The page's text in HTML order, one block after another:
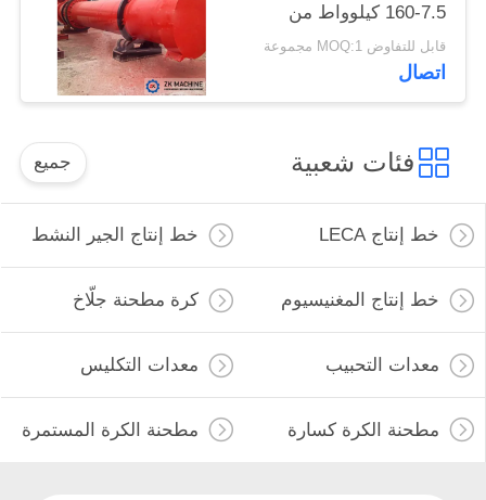
7.5-160 كيلوواط من
طاقة المحرك
قابل للتفاوض MOQ:1 مجموعة
اتصال
فئات شعبية جميع
خط إنتاج LECA خط إنتاج الجير النشط
خط إنتاج المغنيسيوم كرة مطحنة جلّاخ
معدات التحبيب معدات التكليس
مطحنة الكرة كسارة مطحنة الكرة المستمرة